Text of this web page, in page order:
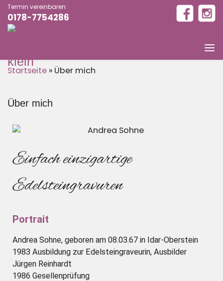
Termin vereinbaren
0178-7754286
Startseite » Über mich
Über mich
Einfach einzigartige
Edelsteingravuren
Portrait
Andrea Sohne, geboren am 08.03.67 in Idar-Oberstein
1983 Ausbildung zur Edelsteingraveurin, Ausbilder
Jürgen Reinhardt
1986 Gesellenprüfung